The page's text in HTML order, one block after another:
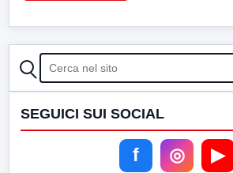
CERCA
SEGUICI SUI SOCIAL
f ◎ ▶